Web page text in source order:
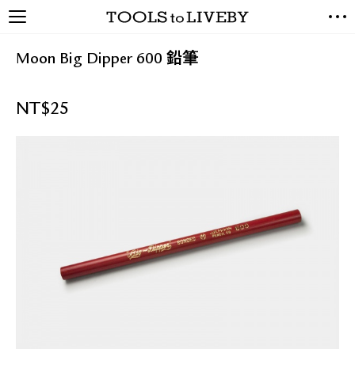
Moon Big Dipper 600 鉛筆
NT$25
EXCLUSIVES
LIVING TOOLS
媒體報導
禮拜據點